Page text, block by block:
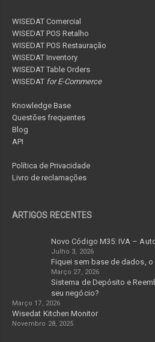
WISEDAT Comercial
WISEDAT POS Retalho
WISEDAT POS Restauração
WISEDAT Inventory
WISEDAT Table Orders
WISEDAT for E-Commerce
Knowledge Base
Questões frequentes
Blog
API
Política de Privacidade
Livro de reclamações
ARTIGOS RECENTES
Novo Código M35: IVA –
Julho 3, 2026
Fiquei sem base de dados,
Março 27, 2026
Sistema de Depósito e
seu negócio?
Março 17, 2026
Wisedat Kitchen Monitor
Novembro 28, 2025